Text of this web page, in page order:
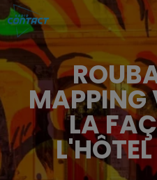
MAPPING
LA